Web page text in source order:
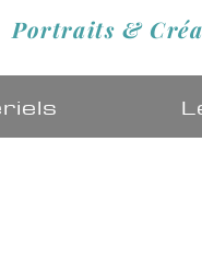
Portraits &